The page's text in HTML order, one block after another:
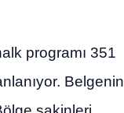
programı 351
Belgenin